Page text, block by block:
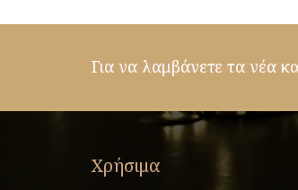
Για να λαμβάνετε τα νέα
Χρήσιμα